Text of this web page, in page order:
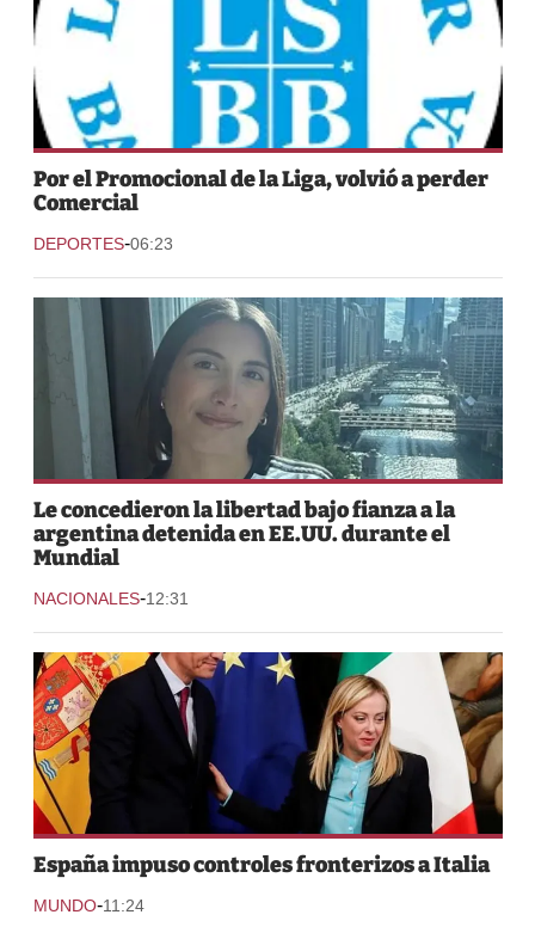
Por el Promocional de la Liga, volvió a perder
Comercial
DEPORTES-06:23
Le concedieron la libertad bajo fianza a la
argentina detenida en EE.UU. durante el
Mundial
NACIONALES-12:31
España impuso controles fronterizos a Italia
MUNDO-11:24